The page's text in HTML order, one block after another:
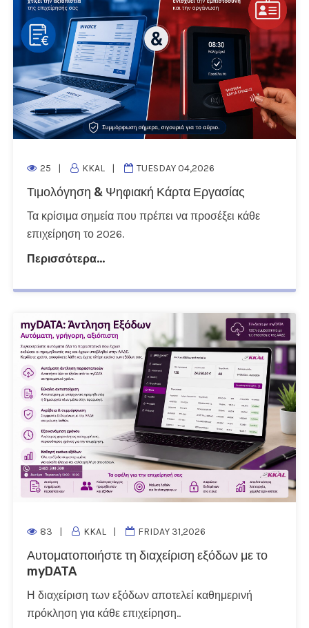
25 KKAL TUESDAY 04,2026
Τιμολόγηση & Ψηφιακή Κάρτα Εργασίας
Τα κρίσιμα σημεία που πρέπει να προσέξει κάθε
επιχείρηση το 2026.
Περισσότερα...
83 KKAL FRIDAY 31,2026
Αυτοματοποιήστε τη διαχείριση εξόδων με το
myDATA
Η διαχείριση των εξόδων αποτελεί καθημερινή
πρόκληση για κάθε επιχείρηση..